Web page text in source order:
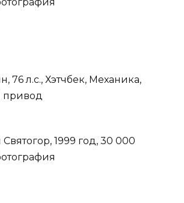
76 л.с., Хэтчбек, Механика,
привод